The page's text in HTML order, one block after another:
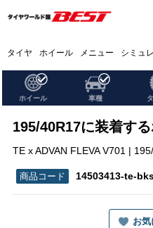
タイヤ ホイール メニュー シミュ
ホイール 車種
195/40R17に装着す
TE x ADVAN FLEVA V701 |
14503413-te-
お気